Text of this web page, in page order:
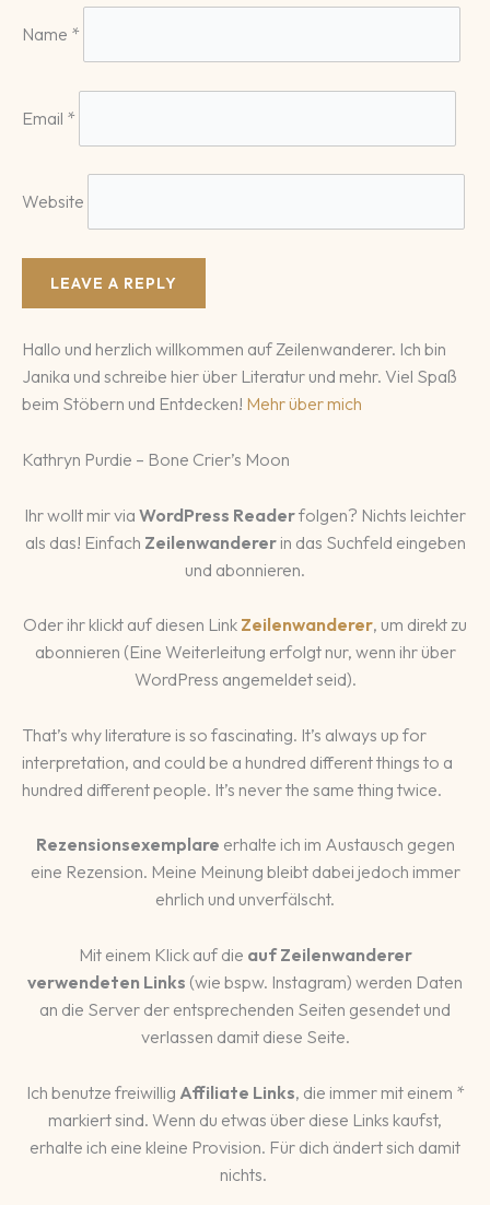
Name *
Email *
Website
Hallo und herzlich willkommen auf Zeilenwanderer. Ich bin
Janika und schreibe hier über Literatur und mehr. Viel Spaß
beim Stöbern und Entdecken! Mehr über mich
Kathryn Purdie – Bone Crier’s Moon
Ihr wollt mir via WordPress Readerfolgen? Nichts leichter
als das! Einfach Zeilenwandererin das Suchfeld eingeben
und abonnieren.
Oder ihr klickt auf diesen Link Zeilenwanderer, um direkt zu
abonnieren (Eine Weiterleitung erfolgt nur, wenn ihr über
WordPress angemeldet seid).
That’s why literature is so fascinating. It’s always up for
interpretation, and could be a hundred different things to a
hundred different people. It’s never the same thing twice.
Rezensionsexemplare erhalte ich im Austausch gegen
eine Rezension. Meine Meinung bleibt dabei jedoch immer
ehrlich und unverfälscht.
Mit einem Klick auf die auf Zeilenwanderer
verwendeten Links (wie bspw. Instagram) werden Daten
an die Server der entsprechenden Seiten gesendet und
verlassen damit diese Seite.
Ich benutze freiwillig Affiliate Links, die immer mit einem *
markiert sind. Wenn du etwas über diese Links kaufst,
erhalte ich eine kleine Provision. Für dich ändert sich damit
nichts.